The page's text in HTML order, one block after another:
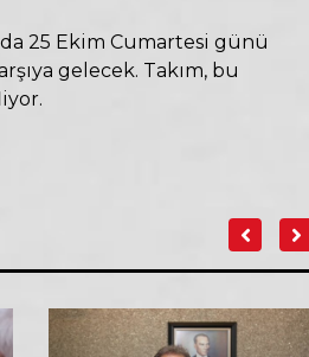
25 Ekim Cumartesi günü
gelecek. Takım, bu